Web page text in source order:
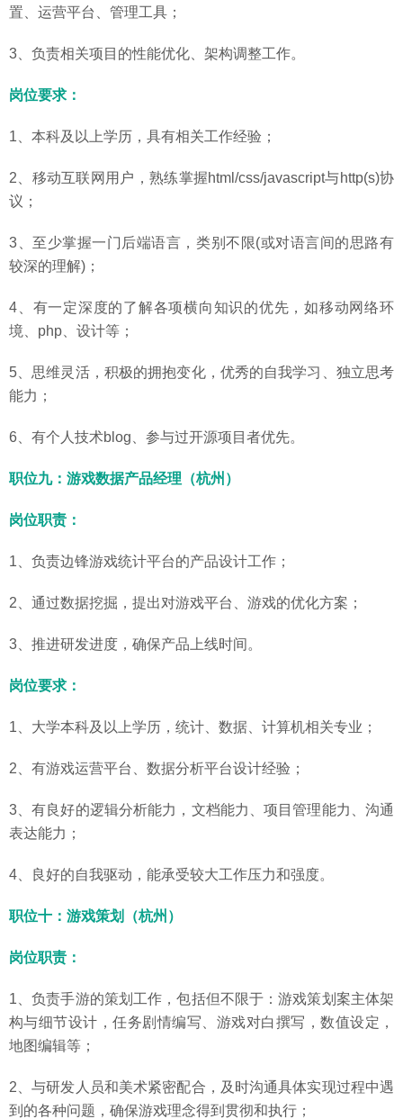
置、运营平台、管理工具；
3、负责相关项目的性能优化、架构调整工作。
岗位要求：
1、本科及以上学历，具有相关工作经验；
2、移动互联网用户，熟练掌握html/css/javascript与http(s)协
议；
3、至少掌握一门后端语言，类别不限(或对语言间的思路有
较深的理解)；
4、有一定深度的了解各项横向知识的优先，如移动网络环
境、php、设计等；
5、思维灵活，积极的拥抱变化，优秀的自我学习、独立思考
能力；
6、有个人技术blog、参与过开源项目者优先。
职位九：游戏数据产品经理（杭州）
岗位职责：
1、负责边锋游戏统计平台的产品设计工作；
2、通过数据挖掘，提出对游戏平台、游戏的优化方案；
3、推进研发进度，确保产品上线时间。
岗位要求：
1、大学本科及以上学历，统计、数据、计算机相关专业；
2、有游戏运营平台、数据分析平台设计经验；
3、有良好的逻辑分析能力，文档能力、项目管理能力、沟通
表达能力；
4、良好的自我驱动，能承受较大工作压力和强度。
职位十：游戏策划（杭州）
岗位职责：
1、负责手游的策划工作，包括但不限于：游戏策划案主体架
构与细节设计，任务剧情编写、游戏对白撰写，数值设定，
地图编辑等；
2、与研发人员和美术紧密配合，及时沟通具体实现过程中遇
到的各种问题，确保游戏理念得到贯彻和执行；